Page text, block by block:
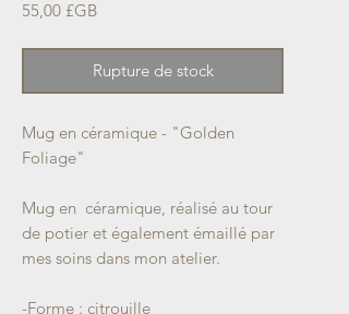
55,00 £GBPrix
Rupture de stock
Mug en céramique - "Golden
Foliage"
Mug en céramique, réalisé au tour
de potier et également émaillé par
mes soins dans mon atelier.
-Forme : citrouille